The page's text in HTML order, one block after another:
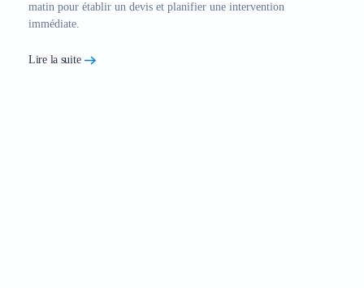
matin pour établir un devis et planifier une intervention
immédiate.
Lire la suite